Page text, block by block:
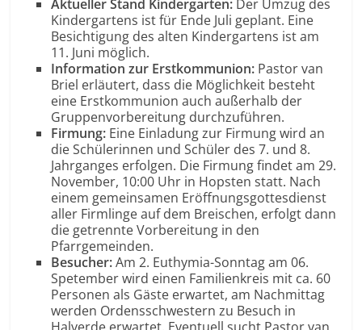
Aktueller Stand Kindergarten: Der Umzug des
Kindergartens ist für Ende Juli geplant. Eine
Besichtigung des alten Kindergartens ist am
11. Juni möglich.
Information zur Erstkommunion: Pastor van
Briel erläutert, dass die Möglichkeit besteht
eine Erstkommunion auch außerhalb der
Gruppenvorbereitung durchzuführen.
Firmung: Eine Einladung zur Firmung wird an
die Schülerinnen und Schüler des 7. und 8.
Jahrganges erfolgen. Die Firmung findet am 29.
November, 10:00 Uhr in Hopsten statt. Nach
einem gemeinsamen Eröffnungsgottesdienst
aller Firmlinge auf dem Breischen, erfolgt dann
die getrennte Vorbereitung in den
Pfarrgemeinden.
Besucher:Am 2. Euthymia-Sonntag am 06.
Spetember wird einen Familienkreis mit ca. 60
Personen als Gäste erwartet, am Nachmittag
werden Ordensschwestern zu Besuch in